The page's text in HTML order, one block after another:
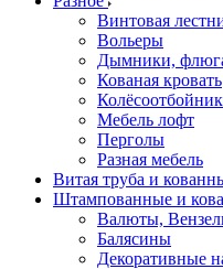
Винтовая
Вольеры
Дымники,
Кованая кровать
Мебель лофт
Перголы
Разная мебель
Витая труба и
Штампованные и
Валюты,
Балясины
Декоративные